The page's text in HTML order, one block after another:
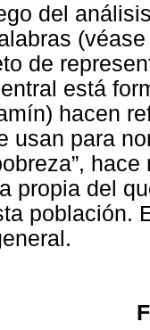
del
de
está
hacen
usan para
propia del
población.